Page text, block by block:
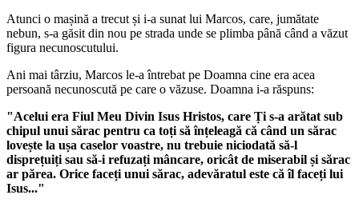
Atunci o mașină a trecut și i-a sunat lui Marcos, care, jumătate
nebun, s-a găsit din nou pe strada unde se plimba până când a văzut
figura necunoscutului.
Ani mai târziu, Marcos le-a întrebat pe Doamna cine era acea
persoană necunoscută pe care o văzuse. Doamna i-a răspuns:
"Acelui era Fiul Meu Divin Isus Hristos, care Ți s-a arătat sub
chipul unui sărac pentru ca toți să înțeleagă că când un sărac
lovește la ușa caselor voastre, nu trebuie niciodată să-l
disprețuiți sau să-i refuzați mâncare, oricât de miserabil și sărac
ar părea. Orice faceți unui sărac, adevăratul este că îl faceți lui
Isus..."